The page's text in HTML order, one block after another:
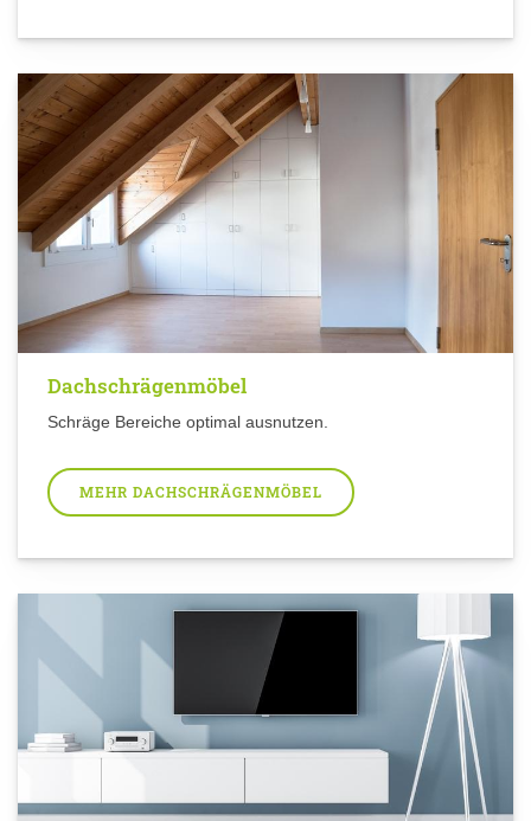
Dachschrägenmöbel
Schräge Bereiche optimal ausnutzen.
MEHR DACHSCHRÄGENMÖBEL